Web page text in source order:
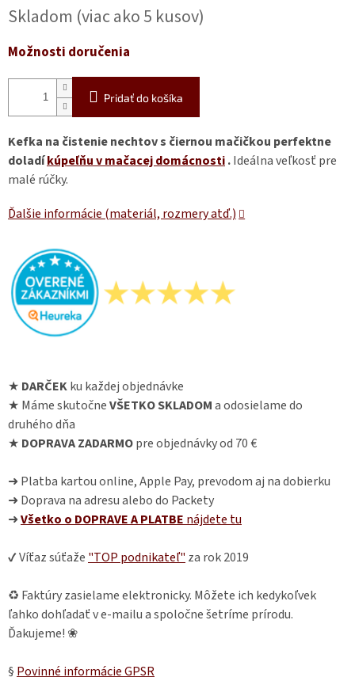
cena:
Skladom (viac ako 5 kusov)
Možnosti doručenia
Pridať do košíka
Kefka na čistenie nechtov s čiernou mačičkou perfektne
doladíkúpeľňu v mačacej domácnosti.Ideálna veľkosť pre
malé rúčky.
Ďalšie informácie (materiál, rozmery atď.)
★ DARČEKku každej objednávke
★ Máme skutočneVŠETKO SKLADOMa odosielame do
druhého dňa
★ DOPRAVA ZADARMOpre objednávky od 70 €
➜ Platba kartou online, Apple Pay, prevodom aj na dobierku
➜ Doprava na adresu alebo do Packety
➜Všetko o DOPRAVE A PLATBE nájdete tu
✔ Víťaz súťaže "TOP podnikateľ" za rok 2019
♻ Faktúry zasielame elektronicky. Môžete ich kedykoľvek
ľahko dohľadať v e-mailu a spoločne šetríme prírodu.
Ďakujeme! ❀
§ Povinné informácie GPSR